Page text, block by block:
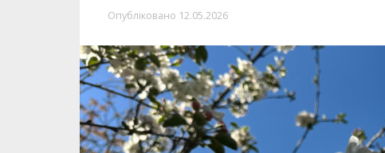
Опубліковано 12.05.2026